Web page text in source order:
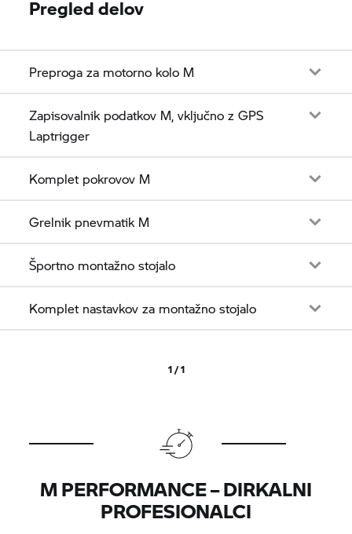
Pregled delov
Preproga za motorno kolo M
Zapisovalnik podatkov M, vključno z GPS
Laptrigger
Komplet pokrovov M
Grelnik pnevmatik M
Športno montažno stojalo
Komplet nastavkov za montažno stojalo
1 / 1
M PERFORMANCE – DIRKALNI
PROFESIONALCI